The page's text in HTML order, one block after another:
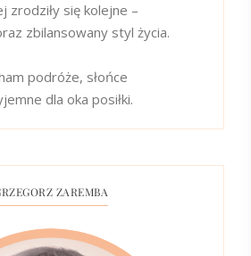
zrodziły się kolejne –
zbilansowany styl życia.
podróże, słońce
dla oka posiłki.
ZAREMBA